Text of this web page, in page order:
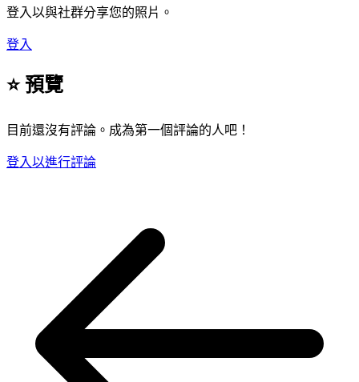
登入以與社群分享您的照片。
登入
⭐ 預覽
目前還沒有評論。成為第一個評論的人吧！
登入以進行評論